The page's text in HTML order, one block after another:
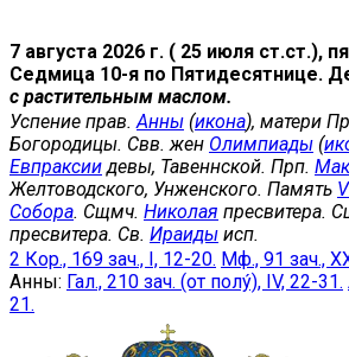
7 августа 2026 г. ( 25 июля ст.ст.),
Седмица 10-я по Пятидесятнице.
с растительным маслом.
Успение прав. Анны (икона), матери
Богородицы. Свв. жен Олимпиады (
Евпраксии девы, Тавеннской. Прп.
Желтоводского, Унженского. Память
Собора. Сщмч. Николая пресвитера.
пресвитера. Св. Ираиды исп.
2 Кор., 169 зач., I, 12-20. Мф., 91 зач.,
Анны: Гал., 210 зач. (от полу́), IV, 22-31.
21.